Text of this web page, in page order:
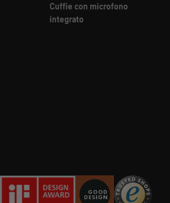
Cuffie con microfono
integrato